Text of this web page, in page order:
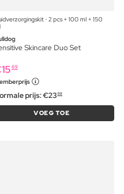
⋅ 2 pcs + 100 ml + 150
Skincare Duo Set
15 69
prijs:€2399
VOEG TOE